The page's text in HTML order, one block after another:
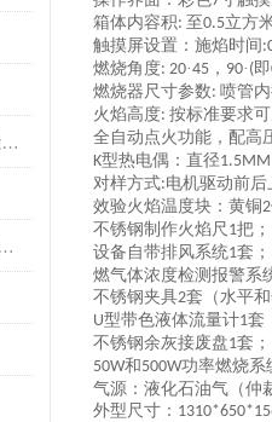
人工心脏瓣膜疲劳试验机 性能稳定
射率红外性能分析
箱体内容积: 至0.5立方
触摸屏设置： 施焰时间
燃烧角度: 20·45 ， 90· (即
燃烧器尺寸参数: 喷管
火焰高度: 按标准要求
全自动点火功能，配高
K型热电偶：直径1.5MM
对样方式:电机驱动前
效验火焰温度块：黄铜2
不锈钢制作火焰尺 1把；
设备自带排风系统1套；
燃气体浓度检测报警系
不锈钢夹具2套（水平
U型带色液体流量计1套
不锈钢余灰接废盘1套；
50W和 500W功率燃烧系
气源：液化石油气（仲
外型尺寸：